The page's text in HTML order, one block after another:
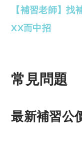
【補習老師】找
XX而中招
常見問題
最新補習公